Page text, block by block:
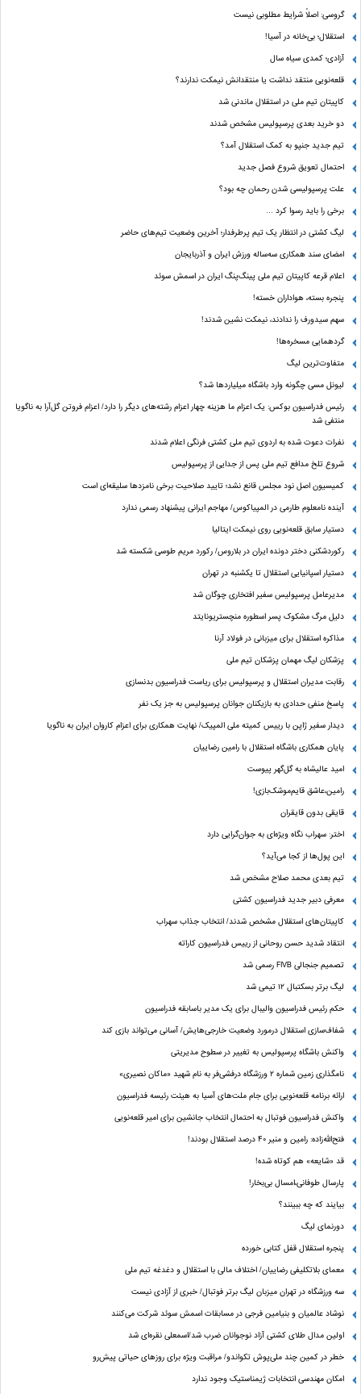
گروسی: اصلاً شرایط مطلوبی نیست
استقلال؛ بی‌خانه در آسیا!
آزادی؛ کمدی سیاه سال
قلعه‌نویی منتقد نداشت یا منتقدانش نیمکت ندارند؟
کاپیتان تیم ملی در استقلال ماندنی شد
دو خرید بعدی پرسپولیس مشخص شدند
تیم جدید جنپو به کمک استقلال آمد؟
احتمال تعویق شروع فصل جدید
علت پرسپولیسی شدن رحمان چه بود؟
برخی را باید رسوا کرد …
لیگ کشتی در انتظار یک تیم پرطرفدار؛ آخرین وضعیت تیم‌های حاضر
امضای سند همکاری سه‌ساله ورزش ایران و آذربایجان
اعلام قرعه کاپیتان تیم ملی پینگ‌پنگ ایران در اسمش سوئد
پنجره بسته، هواداران خسته!
سهم سیدورف را ندادند، نیمکت نشین شدند!
گردهمایی مسخره‌ها!
متفاوت‌ترین لیگ
لیونل مسی چگونه وارد باشگاه میلیاردها شد؟
رئیس فدراسیون بوکس: یک اعزام ما هزینه چهار اعزام رشته‌های دیگر را دارد/ اعزام فروتن گل‌آرا به ناگویا
منتفی شد
نفرات دعوت شده به اردوی تیم ملی کشتی فرنگی اعلام شدند
شروع تلخ مدافع تیم ملی پس از جدایی از پرسپولیس
کمیسیون اصل نود مجلس قانع نشد؛ تایید صلاحیت برخی نامزدها سلیقه‌ای است
آینده نامعلوم طارمی در المپیاکوس/ مهاجم ایرانی پیشنهاد رسمی ندارد
دستیار سابق قلعه‌نویی روی نیمکت ایتالیا
رکوردشکنی دختر دونده ایران در بلاروس/ رکورد مریم طوسی شکسته شد
دستیار اسپانیایی استقلال تا یکشنبه در تهران
مدیرعامل پرسپولیس سفیر افتخاری چوگان شد
دلیل مرگ مشکوک پسر اسطوره منچستریونایتد
مذاکره استقلال برای میزبانی در فولاد آرنا
پزشکان لیگ مهمان پزشکان تیم ملی
رقابت مدیران استقلال و پرسپولیس برای ریاست فدراسیون بدنسازی
پاسخ منفی حدادی به بازیکنان جوانان پرسپولیس به جز یک نفر
دیدار سفیر ژاپن با رییس کمیته ملی المپیک/ نهایت همکاری برای اعزام کاروان ایران به ناگویا
پایان همکاری باشگاه استقلال با رامین رضاییان
امید عالیشاه به گل‌گهر پیوست
رامین،عاشق قایم‌موشک‌بازی!
قایقی بدون قایقران
اختر: سهراب نگاه ویژه‌ای به جوان‌گرایی دارد
این پول‌ها از کجا می‌آید؟
تیم بعدی محمد صلاح مشخص شد
معرفی دبیر جدید فدراسیون کشتی
کاپیتان‌های استقلال مشخص شدند/ انتخاب جذاب سهراب
انتقاد شدید حسن روحانی از رییس فدراسیون کاراته
تصمیم جنجالی FIVB رسمی شد
لیگ برتر بسکتبال ۱۲ تیمی شد
حکم رئیس فدراسیون والیبال برای یک مدیر باسابقه فدراسیون
شفاف‌سازی استقلال درمورد وضعیت خارجی‌هایش/ آسانی می‌تواند بازی کند
واکنش باشگاه پرسپولیس به تغییر در سطوح مدیریتی
نامگذاری زمین شماره ۲ ورزشگاه درفشی‌فر به نام شهید «ماکان نصیری»
ارائه برنامه‌ قلعه‌نویی برای جام ملت‌های آسیا به هیئت رئیسه فدراسیون
واکنش فدراسیون فوتبال به احتمال انتخاب جانشین برای امیر قلعه‌نویی
فتح‌الله‌زاده: رامین و منیر 40 درصد استقلال بودند!
قد «شایعه» هم کوتاه شده!
پارسال طوفانی،امسال بی‌بخار!
بیایند که چه ببینند؟
دورنمای لیگ
پنجره‌ استقلال قفل کتابی خورده
معمای بلاتکلیفی رضاییان/ اختلاف مالی با استقلال و دغدغه تیم ملی
سه ورزشگاه در تهران میزبان لیگ برتر فوتبال/ خبری از آزادی نیست
نوشاد عالمیان و بنیامین فرجی در مسابقات اسمش سوئد شرکت می‌کنند
اولین مدال طلای کشتی آزاد نوجوانان ضرب شد/اسمعلی نقره‌ای شد
خطر در کمین چند ملی‌پوش تکواندو/ مراقبت ویژه برای روزهای حیاتی پیش‌رو
امکان مهندسی انتخابات ژیمناستیک وجود ندارد